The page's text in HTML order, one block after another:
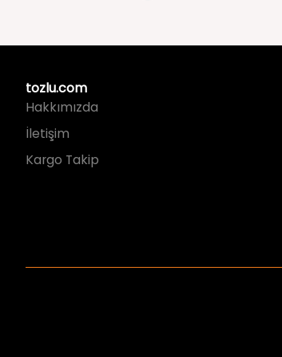
tozlu.com
Hakkımızda
İletişim
Kargo Takip